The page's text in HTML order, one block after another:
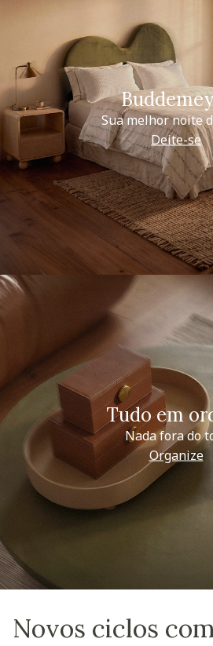
Sua melhor noite
Deite-se
Tudo em
Nada fora do
Organize
Novos ciclos